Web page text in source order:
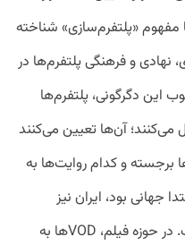
مفهوم «پلتفرم‌سازی» شناخته
و فرهنگی پلتفرم‌ها در
این دگرگونی، پلتفرم‌ها
آن‌ها تعیین می‌کنند
و کدام روایت‌ها به
جهانی بود، ایران نیز
به‌سوی پلتفرمی‌شدن پیش رفته است. در حوزه فیلم، VODها به